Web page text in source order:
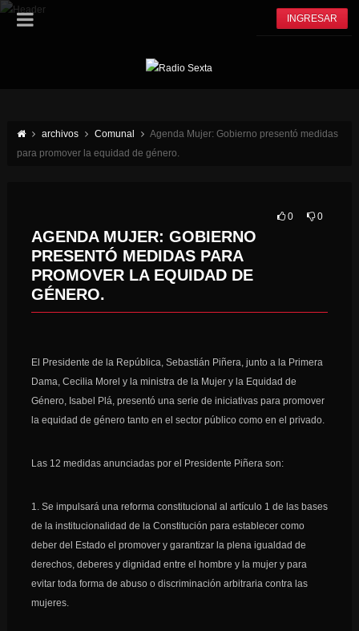
INGRESAR
archivos Comunal
Agenda Mujer: Gobierno presentó medidas
para promover la equidad de género.
0 0
AGENDA MUJER: GOBIERNO
PRESENTÓ MEDIDAS PARA
PROMOVER LA EQUIDAD DE
GÉNERO.
El Presidente de la República, Sebastián Piñera, junto a la Primera
Dama, Cecilia Morel y la ministra de la Mujer y la Equidad de
Género, Isabel Plá, presentó una serie de iniciativas para promover
la equidad de género tanto en el sector público como en el privado.
Las 12 medidas anunciadas por el Presidente Piñera son:
1. Se impulsará una reforma constitucional al artículo 1 de las bases
de la institucionalidad de la Constitución para establecer como
deber del Estado el promover y garantizar la plena igualdad de
derechos, deberes y dignidad entre el hombre y la mujer y para
evitar toda forma de abuso o discriminación arbitraria contra las
mujeres.